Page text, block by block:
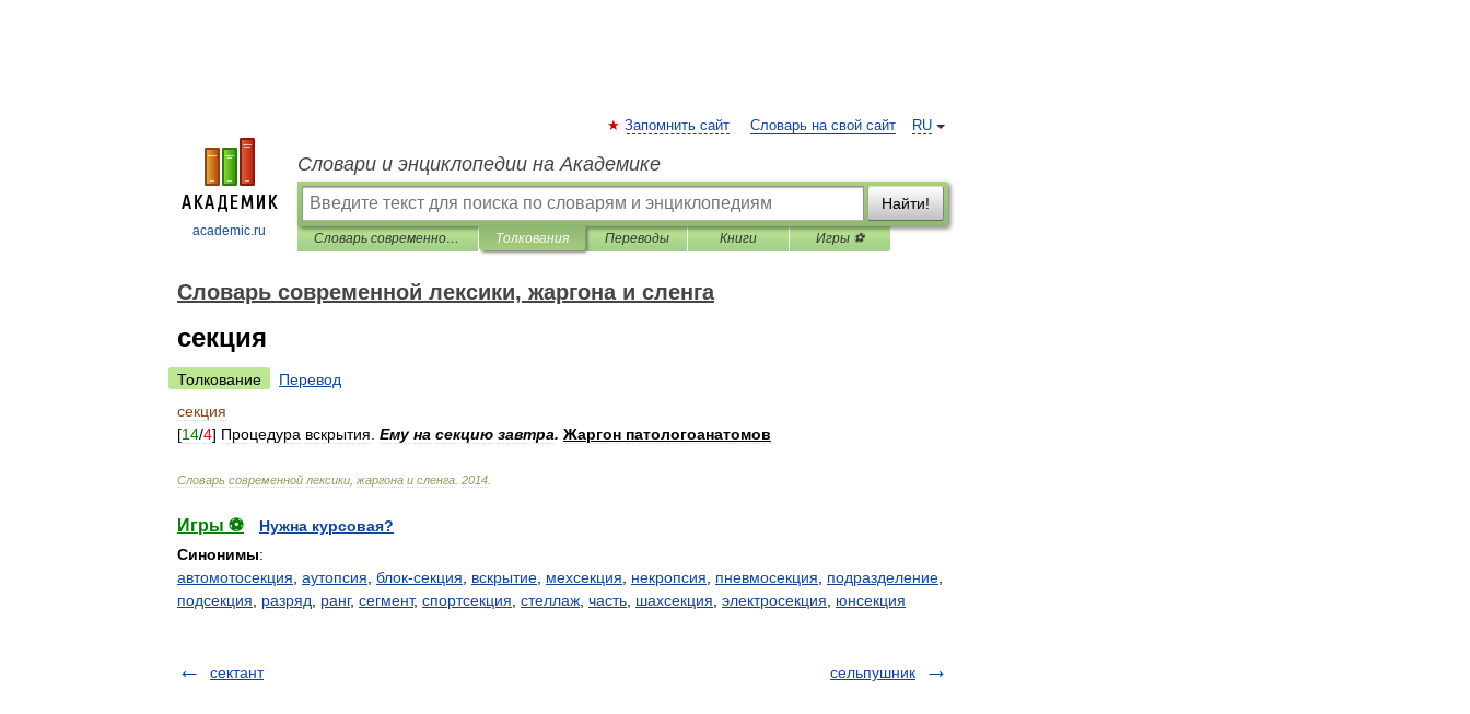
academic.ru
RU
Запомнить сайт Словарь на свой сайт
Словари и энциклопедии на Академике
Найти!
Cловарь современной лексики, жаргона и сленга Толкования Переводы Книги Игры ⚽
Cловарь современной лексики, жаргона и сленга
секция
Толкование
Перевод
секция
[14/4] Процедура вскрытия Ему на секцию завтра. Жаргон патологоанатомов
Cловарь современной лексики жаргона и сленга 2014
Игры ⚽
Нужна курсовая?
Синонимы:
автомотосекция аутопсия блок-секция вскрытие мехсекция некропсия пневмосекция подразделение
подсекция
разряд ранг, сегмент, спортсекция стеллаж часть шахсекция электросекция юнсекция
сектант сельпушник